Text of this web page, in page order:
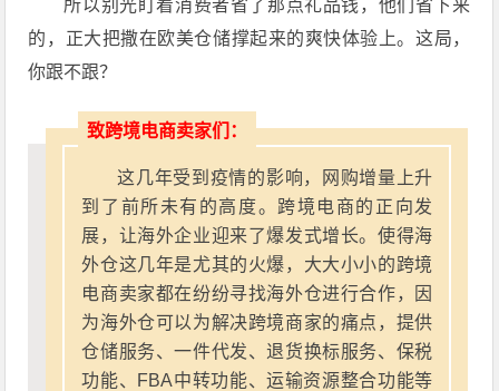
所以别光盯着消费者省了那点礼品钱，他们省下来
的，正大把撒在欧美仓储撑起来的爽快体验上。这局，
你跟不跟？
致跨境电商卖家们：
这几年受到疫情的影响，网购增量上升
到了前所未有的高度。跨境电商的正向发
展，让海外企业迎来了爆发式增长。使得海
外仓这几年是尤其的火爆，大大小小的跨境
电商卖家都在纷纷寻找海外仓进行合作，因
为海外仓可以为解决跨境商家的痛点，提供
仓储服务、一件代发、退货换标服务、保税
功能、FBA中转功能、运输资源整合功能等